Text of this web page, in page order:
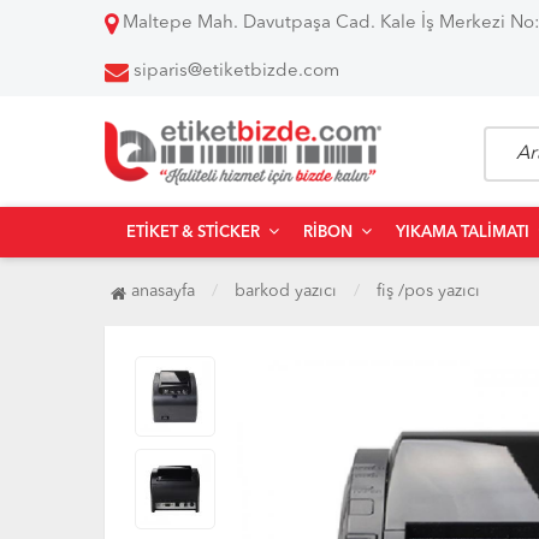
Maltepe Mah. Davutpaşa Cad. Kale İş Merkezi
siparis@etiketbizde.com
ETIKET & STICKER RIBON YIKAMA TALIMATI
anasayfa barkod yazıcı fiş /pos yazıcı